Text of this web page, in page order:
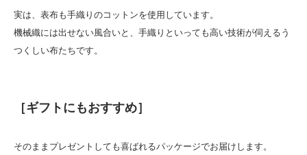
実は、表布も手織りのコットンを使用しています。
機械織には出せない風合いと、手織りといっても高い技術が伺えるう
つくしい布たちです。
［ギフトにもおすすめ］
そのままプレゼントしても喜ばれるパッケージでお届けします。